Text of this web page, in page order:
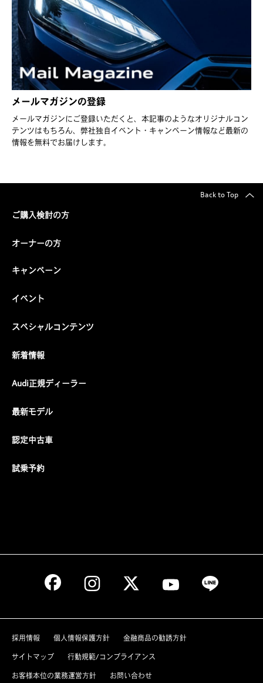
メールマガジンの登録
メールマガジンにご登録いただくと、本記事のようなオリジナルコン
テンツはもちろん、弊社独自イベント・キャンペーン情報など最新の
情報を無料でお届けします。
Back to Top
ご購入検討の方
オーナーの方
キャンペーン
イベント
スペシャルコンテンツ
新着情報
Audi正規ディーラー
最新モデル
認定中古車
試乗予約
採用情報 個人情報保護方針 金融商品の勧誘方針
サイトマップ 行動規範/コンプライアンス
お客様本位の業務運営方針 お問い合わせ